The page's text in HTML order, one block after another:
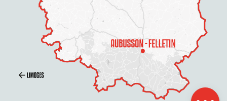
Per E-Mail
kontaktieren